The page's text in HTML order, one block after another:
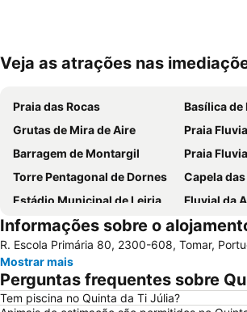
Ampliar mapa
Veja as atrações nas
Praia das Rocas
Basílica de Nossa
Grutas de Mira de Aire
Praia Fluvial
Barragem de Montargil
Praia
Torre Pentagonal de Dornes
Capela
Estádio Municipal de Leiria
Fluvial da
Barragem de Castelo de Bode
Fluvial do
Praia Fluvial de Fernandaires
Castelo de
Praia Fluvial Pego das Cancelas
Estação
Museu da Fábrica de Cimento Maceira-Lis
Praia
Informações sobre o
R. Escola Primária 80, 2300-608, Tomar,
Mostrar mais
Perguntas frequentes sobre
Tem piscina no Quinta da Ti Júlia?